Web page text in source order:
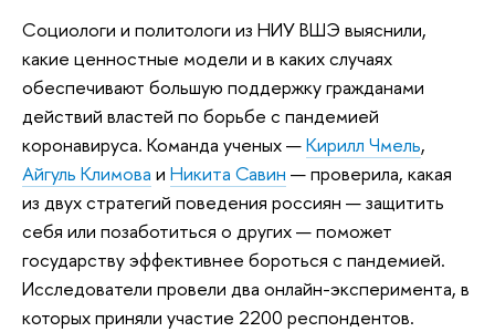
Социологи и политологи из НИУ ВШЭ выяснили,
какие ценностные модели и в каких случаях
обеспечивают большую поддержку гражданами
действий властей по борьбе с пандемией
коронавируса. Команда ученых —Кирилл Чмель,
Айгуль Климова и Никита Савин — проверила, какая
из двух стратегий поведения россиян — защитить
себя или позаботиться о других — поможет
государству эффективнее бороться с пандемией.
Исследователи провели два онлайн-эксперимента, в
которых приняли участие 2200 респондентов.